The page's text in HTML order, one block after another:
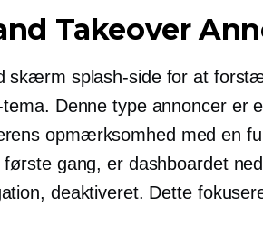
Takeover
skærm splash-side for at
tema. Denne type annoncer
opmærksomhed med en
første gang, er dashboardet
deaktiveret. Dette